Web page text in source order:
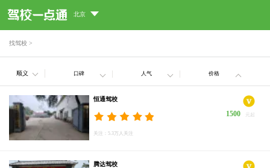
北京
找驾校 >
顺义 口碑 人气 价格
恒通驾校
1500 元起
关注：5.3万人关注
腾达驾校